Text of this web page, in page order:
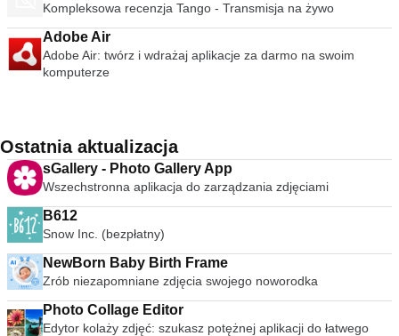
Kompleksowa recenzja Tango - Transmisja na żywo
Adobe Air
Adobe Air: twórz i wdrażaj aplikacje za darmo na swoim
komputerze
Ostatnia aktualizacja
sGallery - Photo Gallery App
Wszechstronna aplikacja do zarządzania zdjęciami
B612
Snow Inc. (bezpłatny)
NewBorn Baby Birth Frame
Zrób niezapomniane zdjęcia swojego noworodka
Photo Collage Editor
Edytor kolaży zdjęć: szukasz potężnej aplikacji do łatwego